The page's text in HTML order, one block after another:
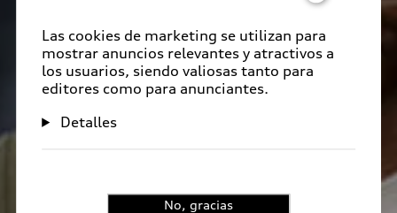
Las cookies de marketing se utilizan para
mostrar anuncios relevantes y atractivos a
los usuarios, siendo valiosas tanto para
editores como para anunciantes.
Detalles
No, gracias